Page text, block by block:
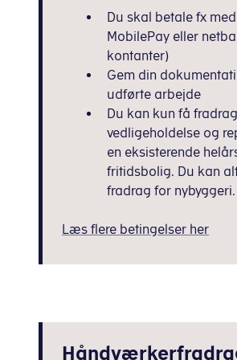
Udskiftning af yderdøre,
Visse
Kloakarbejder på egen
Udskiftning af kloakrør
Fornyelse og etablering af
Udskiftning og etablering
Nedsivningsanlæg
Minirensningsanlæg
Rodzoneanlæg
Højvandslukkere
Installation, reparation
Anlæg til vandbåren
Installation, reparation
Gulvvarmeslanger og
Eftersyn af varmeanlæg
Fjernvarmeunits, fx:
Installation, reparation
Varmepumper, fx:
Du skal betale fx
MobilePay eller
kontanter)
Gem din
udførte arbejde
Du kan kun få fradrag
vedligeholdelse og
en eksisterende
fritidsbolig. Du kan
fradrag for nybyggeri.
Læs flere betingelser her